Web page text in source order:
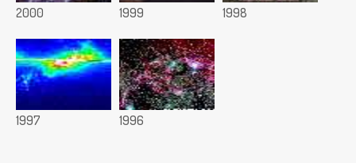
2000 1999 1998
1997 1996